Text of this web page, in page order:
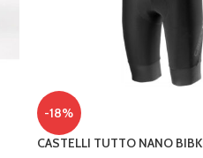
-18%
CASTELLI TUTTO NANO